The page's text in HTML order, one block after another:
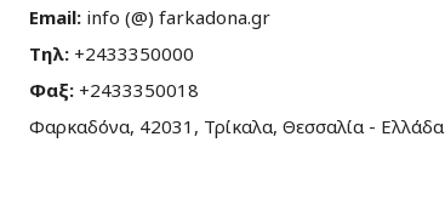
Email: info (@) farkadona.gr
Τηλ: +2433350000
Φαξ: +2433350018
Φαρκαδόνα, 42031, Τρίκαλα, Θεσσαλία - Ελλάδα